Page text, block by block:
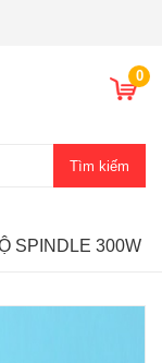
0
Tìm kiếm
SPINDLE 300W